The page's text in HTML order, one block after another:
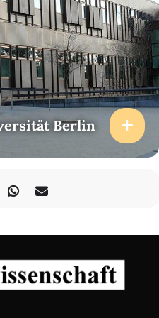
Berlin traditionell im Frühjahr
bis Dezember) als
und werden in Kooperation
veranstaltet. Sie bieten
und Vorträgen zu
der Antike und Spätantike
Kernthemen aus der
Neben Schülerinnen und
Studierende und Gäste
bei Lukrez als Therapie
Systems,
sowie der späten Römischen
Desorientierung und sogar
starker psychischer
Hand, uns sogar in
Berlin